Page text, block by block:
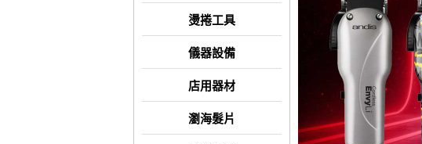
燙捲工具
儀器設備
店用器材
瀏海髮片